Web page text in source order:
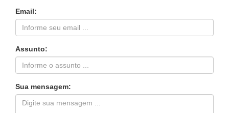
Email:
Assunto:
Sua mensagem: